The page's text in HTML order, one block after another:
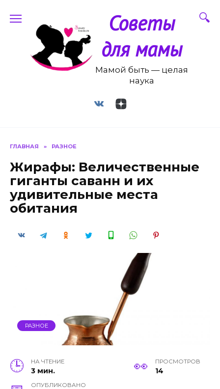
содержанию
Советы
для мамы
Мамой быть — целая
наука
ГЛАВНАЯ » РАЗНОЕ
Жирафы: Величественные
гиганты саванн и их
удивительные места
обитания
РАЗНОЕ
НА ЧТЕНИЕ
3 мин.
ПРОСМОТРОВ
14
ОПУБЛИКОВАНО